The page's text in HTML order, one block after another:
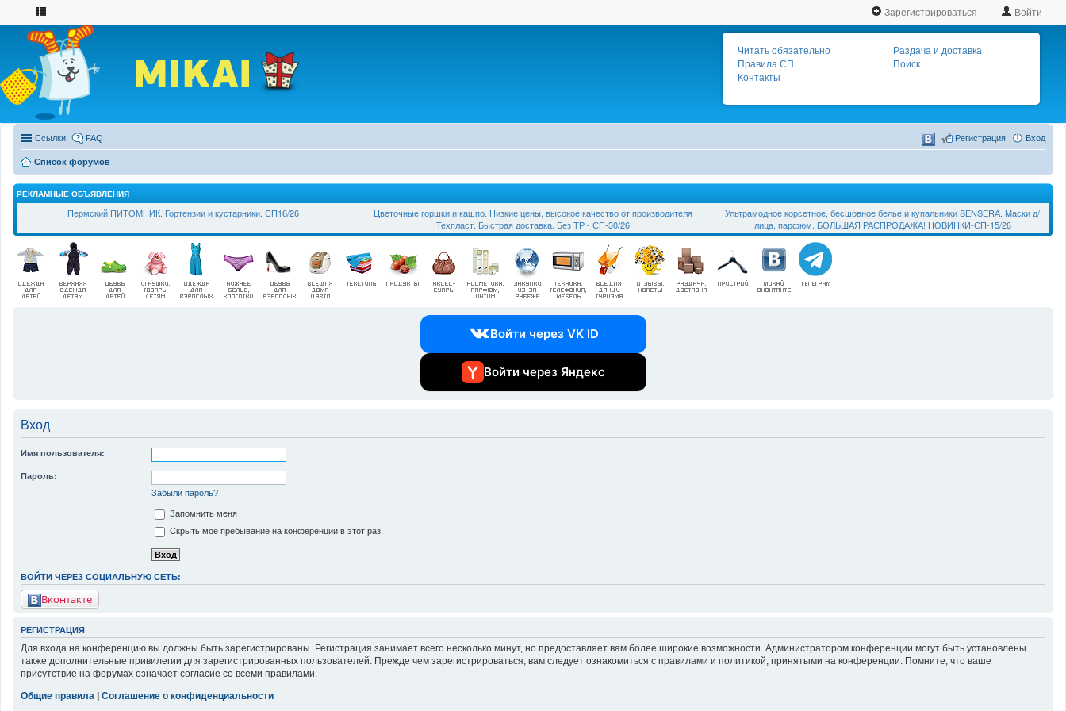
Зарегистрироваться Войти
Читать обязательно
Правила СП
Контакты
Раздача и доставка
Поиск
Ссылки FAQ Вход
Регистрация
Список форумов
РЕКЛАМНЫЕ ОБЪЯВЛЕНИЯ
Пермский ПИТОМНИК. Гортензии и кустарники. СП16/26
Цветочные горшки и кашпо. Низкие цены, высокое качество от производителя
Техпласт. Быстрая доставка. Без ТР - СП-30/26
Ультрамодное корсетное, бесшовное белье и купальники SЕNSЕRА. Маски д/
лица, парфюм. БОЛЬШАЯ РАСПРОДАЖА! НОВИНКИ-СП-15/26
Войти через VK ID
Войти через Яндекс
Вход
Имя пользователя:
Пароль:
Забыли пароль?
Запомнить меня
Скрыть моё пребывание на конференции в этот раз
ВОЙТИ ЧЕРЕЗ СОЦИАЛЬНУЮ СЕТЬ:
Вконтакте
РЕГИСТРАЦИЯ
Для входа на конференцию вы должны быть зарегистрированы. Регистрация занимает всего несколько минут, но предоставляет вам более широкие возможности. Администратором конференции могут быть установлены
также дополнительные привилегии для зарегистрированных пользователей. Прежде чем зарегистрироваться, вам следует ознакомиться с правилами и политикой, принятыми на конференции. Помните, что ваше
присутствие на форумах означает согласие со всеми правилами.
Общие правила
Соглашение о конфиденциальности